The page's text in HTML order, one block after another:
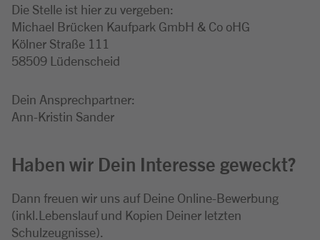
Die Stelle ist hier zu vergeben:
Michael Brücken Kaufpark GmbH & Co oHG
Kölner Straße 111
58509 Lüdenscheid
Dein Ansprechpartner:
Ann-Kristin Sander
Haben wir Dein Interesse geweckt?
Dann freuen wir uns auf Deine Online-Bewerbung
(inkl.Lebenslauf und Kopien Deiner letzten
Schulzeugnisse).